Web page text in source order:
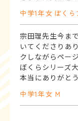
中学1年女 ぼくら
宗田理先生今ま
いてくださりあ
クしながらペー
ぼくらシリーズ
本当にありがと
中学1年女 Ｍ